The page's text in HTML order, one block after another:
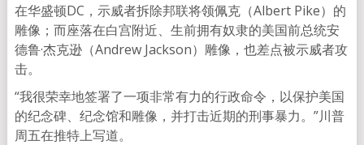
在华盛顿DC，示威者拆除邦联将领佩克（Albert Pike）的
雕像；而座落在白宫附近、生前拥有奴隶的美国前总统安
德鲁·杰克逊（Andrew Jackson）雕像，也差点被示威者攻
击。
“我很荣幸地签署了一项非常有力的行政命令，以保护美国
的纪念碑、纪念馆和雕像，并打击近期的刑事暴力。”川普
周五在推特上写道。